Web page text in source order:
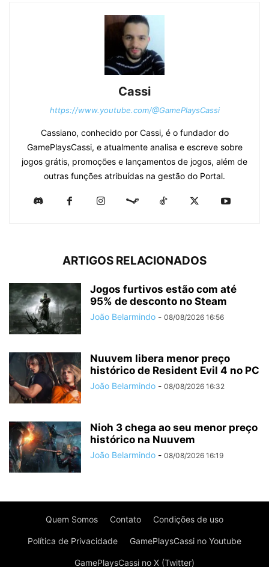
Cassi
https://www.youtube.com/@GamePlaysCassi
Cassiano, conhecido por Cassi, é o fundador do
GamePlaysCassi, e atualmente analisa e escreve sobre
jogos grátis, promoções e lançamentos de jogos, além de
outras funções atribuídas na gestão do Portal.
ARTIGOS RELACIONADOS
Jogos furtivos estão com até
95% de desconto no Steam
João Belarmindo - 08/08/2026 16:56
Nuuvem libera menor preço
histórico de Resident Evil 4 no PC
João Belarmindo - 08/08/2026 16:32
Nioh 3 chega ao seu menor preço
histórico na Nuuvem
João Belarmindo - 08/08/2026 16:19
Quem Somos Contato Condições de uso
Política de Privacidade GamePlaysCassi no Youtube
GamePlaysCassi no X (Twitter)